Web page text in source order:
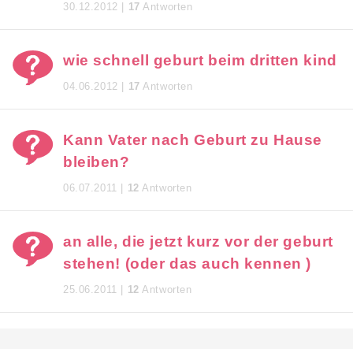
30.12.2012 | 17 Antworten
wie schnell geburt beim dritten kind
04.06.2012 | 17 Antworten
Kann Vater nach Geburt zu Hause
bleiben?
06.07.2011 | 12 Antworten
an alle, die jetzt kurz vor der geburt
stehen! (oder das auch kennen )
25.06.2011 | 12 Antworten